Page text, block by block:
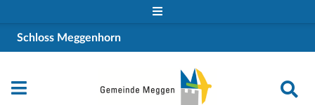
Schloss Meggenhorn